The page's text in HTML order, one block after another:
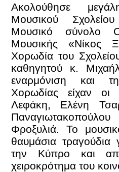
Ακολούθησε
Μουσικού
Μουσικό σύνολο
Μουσικής «Νίκος
Χορωδία του
καθηγητού κ.
εναρμόνιση και
Χορωδίας είχαν οι
Λεφάκη, Ελένη
Φροξυλιά. Το
θαυμάσια
την Κύπρο και
χειροκρότημα του